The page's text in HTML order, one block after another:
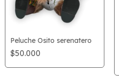
Peluche Osito serenatero
$50.000